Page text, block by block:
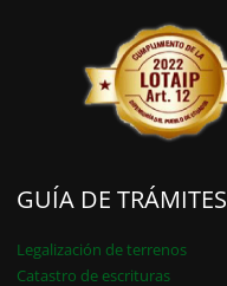
GUÍA DE TRÁMITES
Legalización de terrenos
Catastro de escrituras